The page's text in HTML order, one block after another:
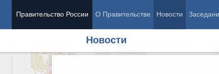
Правительство России О Правительстве Новости
Новости
Председатель Правительства
Вице-премьеры